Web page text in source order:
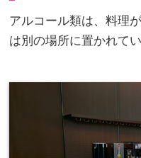
アルコール類は、料理
は別の場所に置かれてい